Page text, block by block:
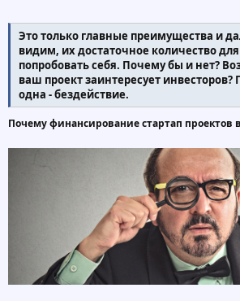
Это только главные преимущества и
видим, их достаточное количество
попробовать себя. Почему бы и нет?
ваш проект заинтересует инвесторов?
одна - бездействие.
Почему финансирование стартап проектов